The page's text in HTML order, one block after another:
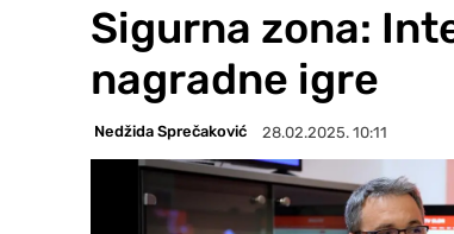
Sigurna zona:
nagradne igre
Nedžida Sprečaković 28.02.2025. 10:11